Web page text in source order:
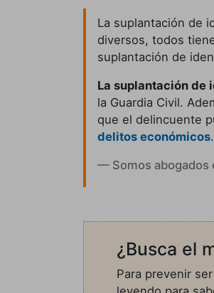
La suplantación de
diversos, todos
suplantación de
La suplantación de
la Guardia Civil.
que el delincuente
delitos económicos.
Somos
¿Busca el
Para prevenir